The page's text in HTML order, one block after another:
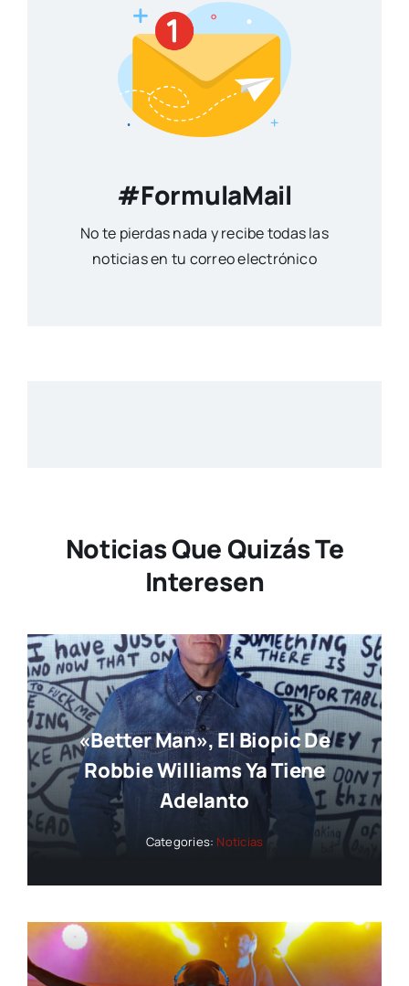
#FormulaMail
No te pierdas nada y recibe todas las
noticias en tu correo electrónico
Noticias Que Quizás Te
Interesen
«Better Man», El Biopic De
Robbie Williams Ya Tiene
Adelanto
Categories: Noticias